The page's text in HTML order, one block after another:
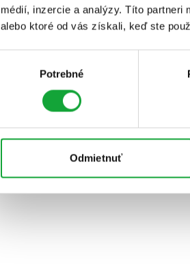
médií, inzercie a analýzy. Títo
alebo ktoré od vás získali, keď ste
Potrebné
Odmietnuť